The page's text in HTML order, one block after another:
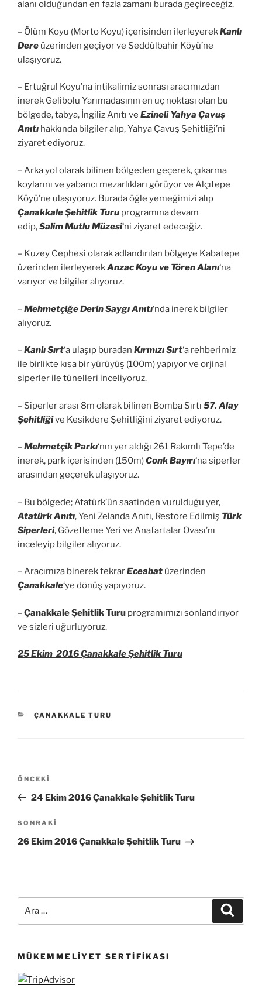
alanı olduğundan en fazla zamanı burada geçireceğiz.
– Ölüm Koyu (Morto Koyu) içerisinden ilerleyerekKanlı
Dere üzerinden geçiyor ve Seddülbahir Köyü’ne
ulaşıyoruz.
– Ertuğrul Koyu’na intikalimiz sonrası aracımızdan
inerek Gelibolu Yarımadasının en uç noktası olan bu
bölgede, tabya, İngiliz Anıtı ve Ezineli Yahya Çavuş
Anıtı hakkında bilgiler alıp, Yahya Çavuş Şehitliği’ni
ziyaret ediyoruz.
– Arka yol olarak bilinen bölgeden geçerek, çıkarma
koylarını ve yabancı mezarlıkları görüyor ve Alçıtepe
Köyü’ne ulaşıyoruz. Burada öğle yemeğimizi alıp
Çanakkale Şehitlik Turu programına devam
edip,Salim Mutlu Müzesi‘ni ziyaret edeceğiz.
– Kuzey Cephesi olarak adlandırılan bölgeye Kabatepe
üzerinden ilerleyerekAnzac Koyu ve Tören Alanı‘na
varıyor ve bilgiler alıyoruz.
–Mehmetçiğe Derin Saygı Anıtı‘nda inerek bilgiler
alıyoruz.
–Kanlı Sırt‘a ulaşıp buradan Kırmızı Sırt‘a rehberimiz
ile birlikte kısa bir yürüyüş (100m) yapıyor ve orjinal
siperler ile tünelleri inceliyoruz.
– Siperler arası 8m olarak bilinen Bomba Sırtı 57. Alay
Şehitliğive Kesikdere Şehitliğini ziyaret ediyoruz.
–Mehmetçik Parkı‘nın yer aldığı 261 Rakımlı Tepe’de
inerek, park içerisinden (150m)Conk Bayırı‘na siperler
arasından geçerek ulaşıyoruz.
– Bu bölgede; Atatürk’ün saatinden vurulduğu yer,
Atatürk Anıtı, Yeni Zelanda Anıtı, Restore Edilmiş Türk
Siperleri, Gözetleme Yeri ve Anafartalar Ovası’nı
inceleyip bilgiler alıyoruz.
– Aracımıza binerek tekrarEceabat üzerinden
Çanakkale‘ye dönüş yapıyoruz.
–Çanakkale Şehitlik Turu programımızı sonlandırıyor
ve sizleri uğurluyoruz.
25 Ekim 2016 Çanakkale Şehitlik Turu
KATEGORILER
ÇANAKKALE TURU
Yazı
Önceki
Yazı
ÖNCEKI
24 Ekim 2016 Çanakkale Şehitlik Turu
Sonraki
Yazı
SONRAKI
26 Ekim 2016 Çanakkale Şehitlik Turu
MÜKEMMELIYET SERTIFIKASI